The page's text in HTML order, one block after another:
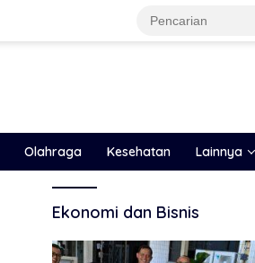
Olahraga Kesehatan Lainnya
Ekonomi dan Bisnis